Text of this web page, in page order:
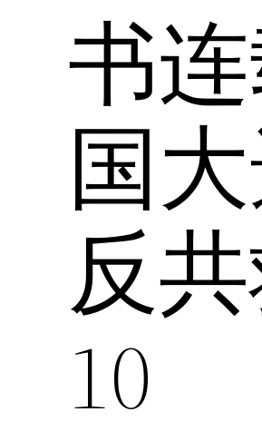
书
国
反
10